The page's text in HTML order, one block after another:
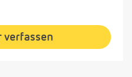
verfassen